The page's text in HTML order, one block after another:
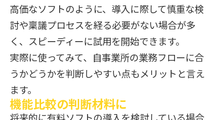
高価なソフトのように、導入に際して慎重な検
討や稟議プロセスを経る必要がない場合が多
く、スピーディーに試用を開始できます。
実際に使ってみて、自事業所の業務フローに合
うかどうかを判断しやすい点もメリットと言え
ます。
機能比較の判断材料に